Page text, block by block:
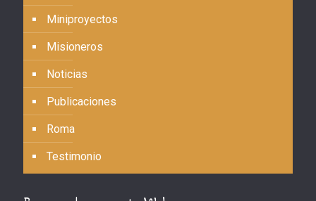
Miniproyectos
Misioneros
Noticias
Publicaciones
Roma
Testimonio